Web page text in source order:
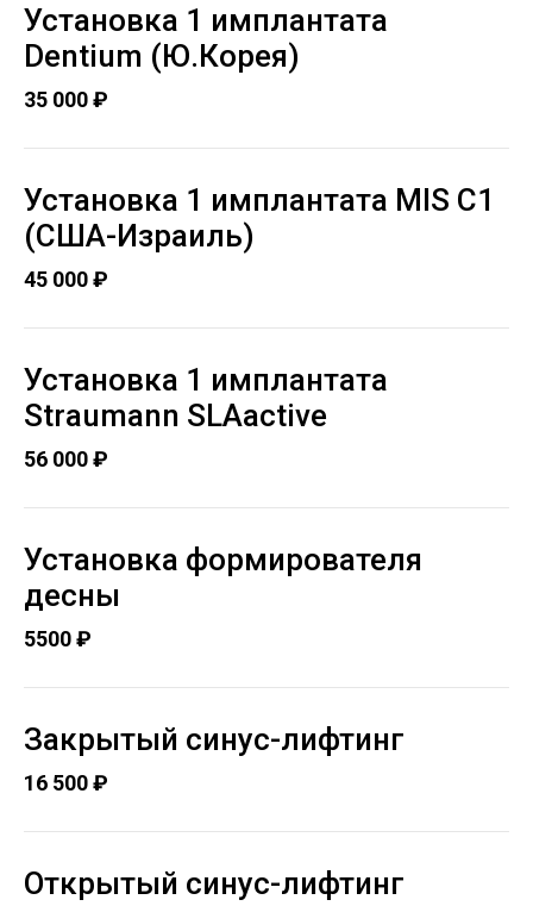
Установка 1 имплантата
Dentium (Ю.Корея)
35 000 ₽
Установка 1 имплантата MIS C1
(США-Израиль)
45 000 ₽
Установка 1 имплантата
Straumann SLAactive
56 000 ₽
Установка формирователя
десны
5500 ₽
Закрытый синус-лифтинг
16 500 ₽
Открытый синус-лифтинг